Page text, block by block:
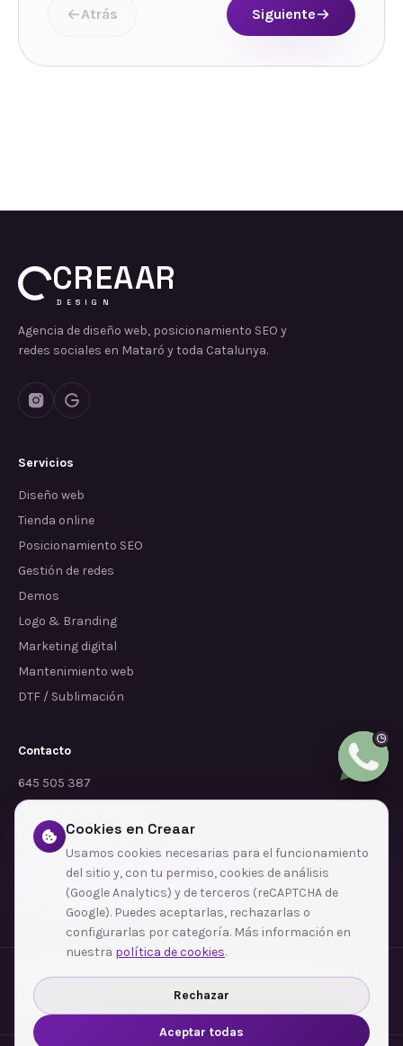
Atrás Siguiente
CREAAR
DESIGN
Agencia de diseño web, posicionamiento SEO y
redes sociales en Mataró y toda Catalunya.
Servicios
Diseño web
Tienda online
Posicionamiento SEO
Gestión de redes
Demos
Logo & Branding
Marketing digital
Mantenimiento web
DTF / Sublimación
Contacto
645 505 387
info@dependalium.com
Mataró (Barcelona)
Déjanos tu reseña en Google
Zonas de cobertura·Barcelona·L'Hospitalet de Llobregat·Terrassa·Badalona
Sabadell
Santa Coloma de Gramenet
Ver todas las zonas →
Cookies en Creaar
Usamos cookies necesarias para el funcionamiento
del sitio y, con tu permiso, cookies de análisis
(Google Analytics) y de terceros (reCAPTCHA de
Google). Puedes aceptarlas, rechazarlas o
configurarlas por categoría. Más información en
nuestra política de cookies.
Rechazar
Aceptar todas